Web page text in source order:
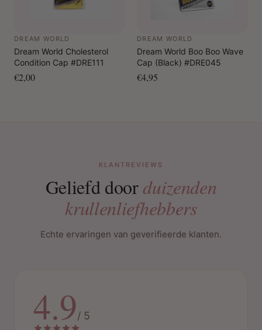
DREAM WORLD
Dream World Cholesterol
Condition Cap #DRE111
€2,00
DREAM WORLD
Dream World Boo Boo Wave
Cap (Black) #DRE045
€4,95
KLANTREVIEWS
Geliefd doorduizenden
krullenliefhebbers
Echte ervaringen van geverifieerde klanten.
4.9/ 5